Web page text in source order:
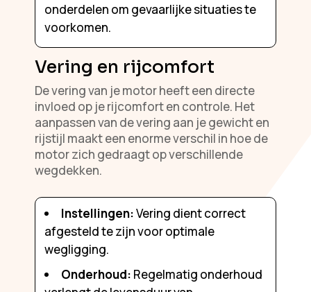
onderdelen om gevaarlijke situaties te
voorkomen.
Vering en rijcomfort
De vering van je motor heeft een directe
invloed op je rijcomfort en controle. Het
aanpassen van de vering aan je gewicht en
rijstijl maakt een enorme verschil in hoe de
motor zich gedraagt op verschillende
wegdekken.
Instellingen:Vering dient correct
afgesteld te zijn voor optimale
wegligging.
Onderhoud: Regelmatig onderhoud